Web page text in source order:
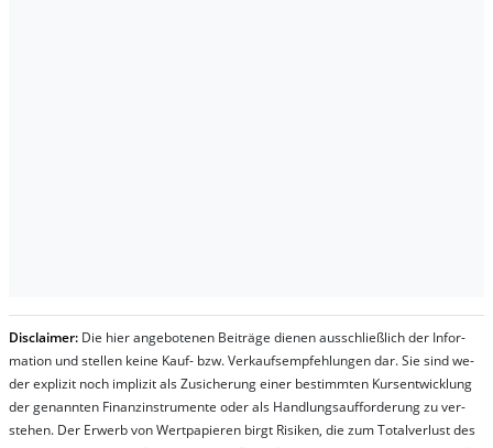
Dis­clai­mer: Die hier an­ge­bo­te­nen Bei­trä­ge die­nen aus­schließ­lich der In­for­
ma­t­ion und stel­len kei­ne Kauf- bzw. Ver­kaufs­em­pfeh­lung­en dar. Sie sind we­
der ex­pli­zit noch im­pli­zit als Zu­sich­er­ung ei­ner be­stim­mt­en Kurs­ent­wick­lung
der ge­nan­nt­en Fi­nanz­in­stru­men­te oder als Handl­ungs­auf­for­der­ung zu ver­
steh­en. Der Er­werb von Wert­pa­pier­en birgt Ri­si­ken, die zum To­tal­ver­lust des